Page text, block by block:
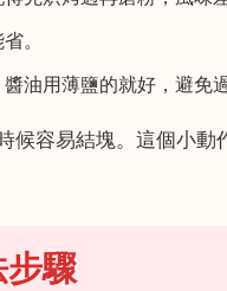
。
油用薄鹽的就好，避免過
候容易結塊。這個小
驟